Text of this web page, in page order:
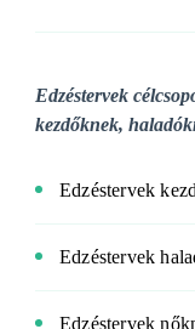
Edzéstervek
kezdőknek,
Edzéstervek
Edzéstervek
Edzéstervek